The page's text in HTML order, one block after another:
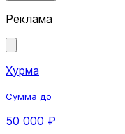
Реклама
Хурма
Сумма до
50 000 ₽